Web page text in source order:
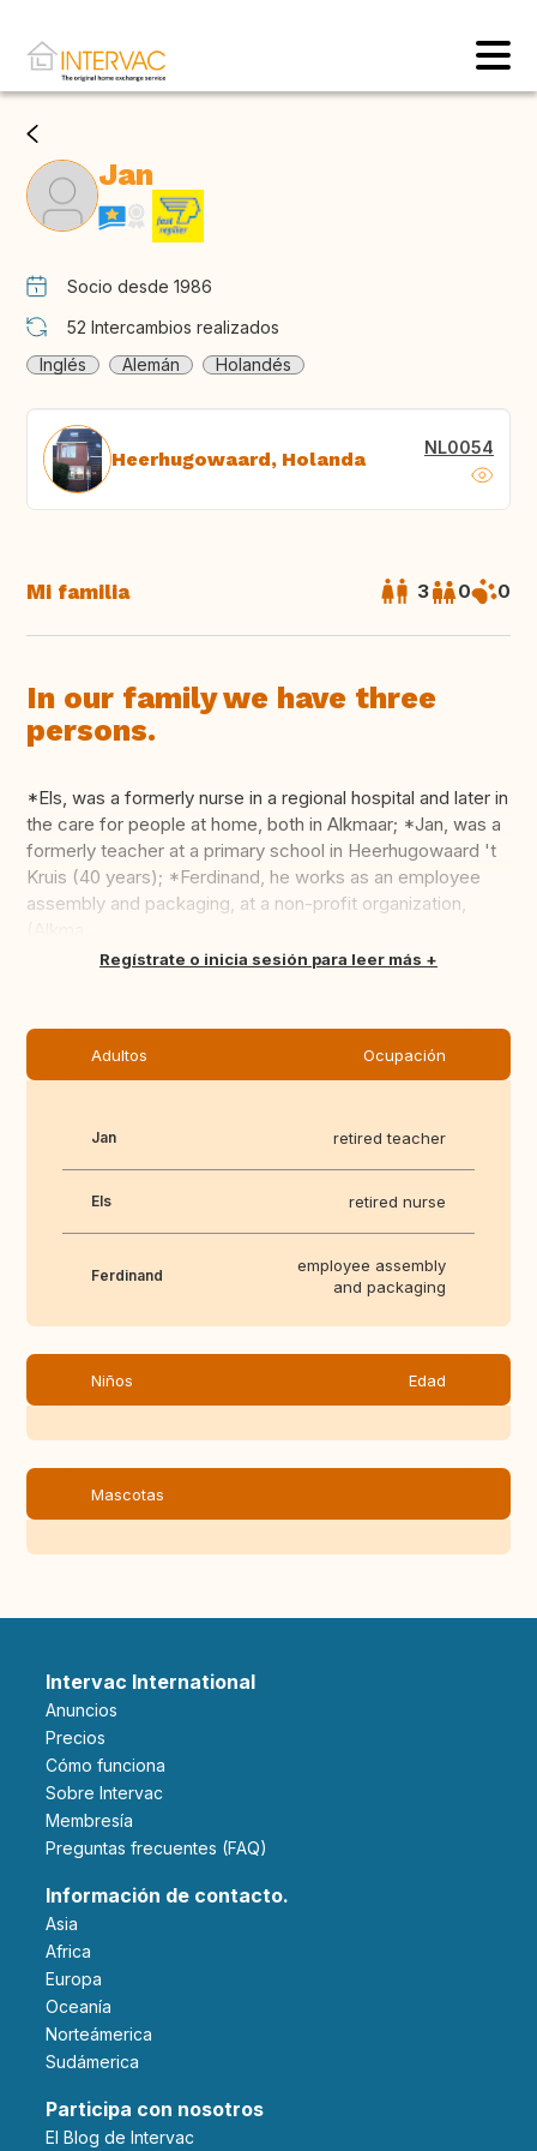
Jan
Socio desde 1986
52 Intercambios realizados
Inglés
Alemán Holandés
Heerhugowaard, Holanda NL0054
Mi familia 3 0 0
In our family we have three
persons.
*Els, was a formerly nurse in a regional hospital and later in
the care for people at home, both in Alkmaar; *Jan, was a
formerly teacher at a primary school in Heerhugowaard 't
Kruis (40 years); *Ferdinand, he works as an employee
assembly and packaging, at a non-profit organization,
TraducirRegístrate o inicia sesión para leer más
Adultos Ocupación
Jan retired teacher
Els retired nurse
Ferdinand
employee assembly
and packaging
Niños Edad
Mascotas
Intervac International
Anuncios
Precios
Cómo funciona
Sobre Intervac
Membresía
Preguntas frecuentes (FAQ)
Información de contacto.
Asia
Africa
Europa
Oceanía
Norteámerica
Sudámerica
Participa con nosotros
El Blog de Intervac